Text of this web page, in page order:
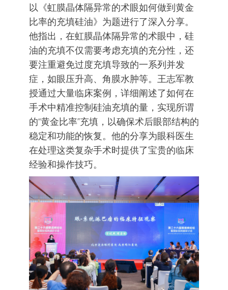
以《虹膜晶体隔异常的术眼如何做到黄金
比率的充填硅油》为题进行了深入分享。
他指出，在虹膜晶体隔异常的术眼中，硅
油的充填不仅需要考虑充填的充分性，还
要注重避免过度充填导致的一系列并发
症，如眼压升高、角膜水肿等。王志军教
授通过大量临床案例，详细阐述了如何在
手术中精准控制硅油充填的量，实现所谓
的“黄金比率”充填，以确保术后眼部结构的
稳定和功能的恢复。他的分享为眼科医生
在处理这类复杂手术时提供了宝贵的临床
经验和操作技巧。